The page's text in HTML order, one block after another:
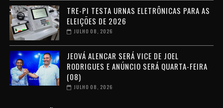
TRE-PI TESTA URNAS ELETRÔNICAS PARA AS
ELEIÇÕES DE 2026
JULHO 08, 2026
JEOVÁ ALENCAR SERÁ VICE DE JOEL
RODRIGUES E ANÚNCIO SERÁ QUARTA-FEIRA
(08)
JULHO 08, 2026